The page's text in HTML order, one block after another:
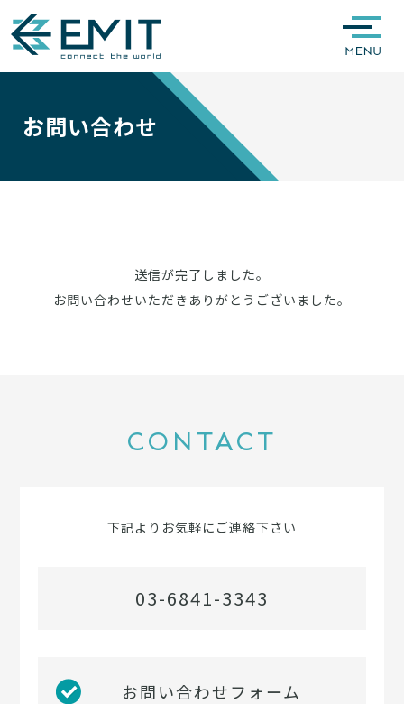
お問い合わせ
送信が完了しました。
お問い合わせいただきありがとうございました。
CONTACT
下記よりお気軽にご連絡下さい
03-6841-3343
お問い合わせフォーム